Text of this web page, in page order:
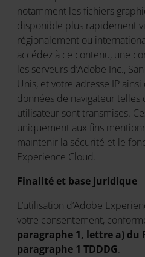
notamment les fichiers
disponible plus rapidement
régionalement ou
accédez à ce contenu, une
les serveurs d’Adobe Inc.,
Unis, et votre adresse IP
données de navigateur telles
utilisateur sont transmises.
uniquement aux fins
maintenir la sécurité et le
Experience Cloud.
Finalité et base juridique
L’utilisation d’Adobe
votre consentement,
paragraphe 1, lettre a) du
paragraphe 1 TDDDG.